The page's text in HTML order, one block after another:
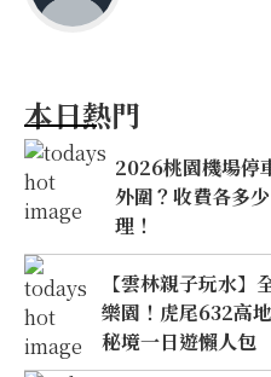
本日熱門
2026桃園機場停
外圍？收費各多
理！
【雲林親子玩水
樂園！虎尾632高
秘境一日遊懶人包